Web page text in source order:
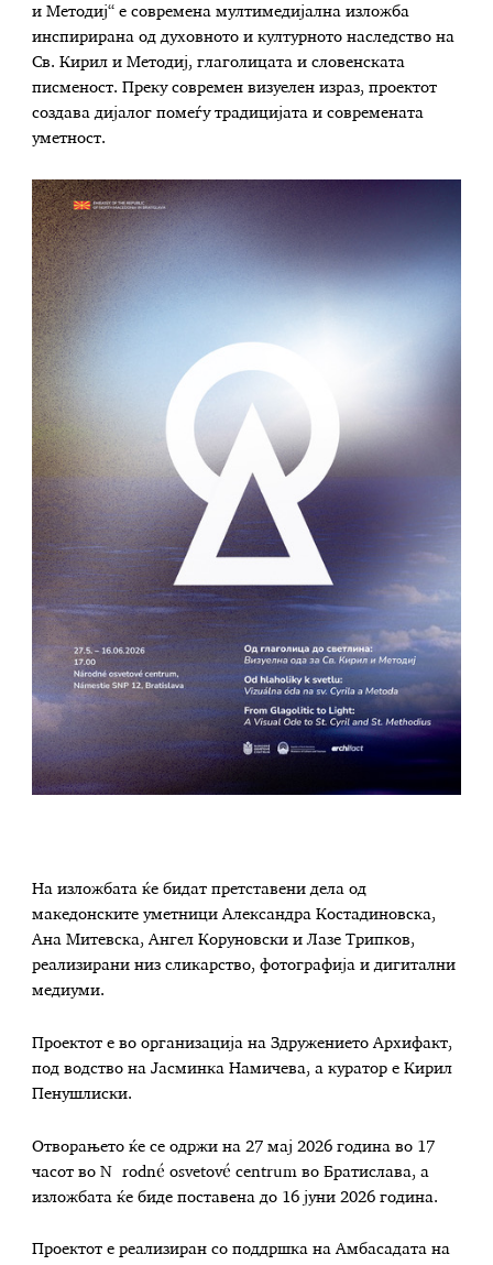
и Методиј“ е современа мултимедијална изложба
инспирирана од духовното и културното наследство на
Св. Кирил и Методиј, глаголицата и словенската
писменост. Преку современ визуелен израз, проектот
создава дијалог помеѓу традицијата и современата
уметност.
На изложбата ќе бидат претставени дела од
македонските уметници Александра Костадиновска,
Ана Митевска, Ангел Коруновски и Лазе Трипков,
реализирани низ сликарство, фотографија и дигитални
медиуми.
Проектот е во организација на Здружението Архифакт,
под водство на Јасминка Намичева, а куратор е Кирил
Пенушлиски.
Отворањето ќе се одржи на 27 мај 2026 година во 17
часот во Národné osvetové centrum во Братислава, а
изложбата ќе биде поставена до 16 јуни 2026 година.
Проектот е реализиран со поддршка на Амбасадата на